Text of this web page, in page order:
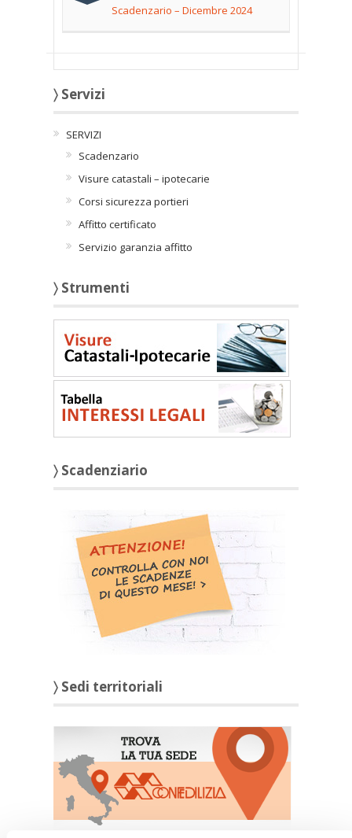
Scadenzario – Dicembre 2024
〉 Servizi
SERVIZI
Scadenzario
Visure catastali – ipotecarie
Corsi sicurezza portieri
Affitto certificato
Servizio garanzia affitto
〉 Strumenti
〉 Scadenziario
〉 Sedi territoriali